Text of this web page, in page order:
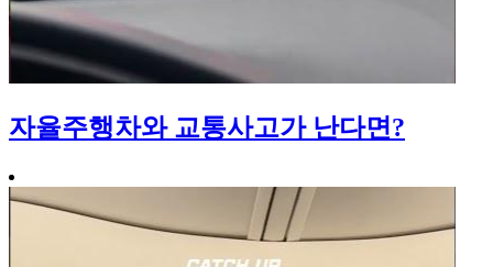
자율주행차와 교통사고가 난다면?